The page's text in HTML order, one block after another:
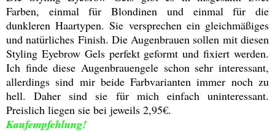
Farben, einmal für Blondinen und einmal für die
dunkleren Haartypen. Sie versprechen ein gleichmäßiges
und natürliches Finish. Die Augenbrauen sollen mit diesen
Styling Eyebrow Gels perfekt geformt und fixiert werden.
Ich finde diese Augenbrauengele schon sehr interessant,
allerdings sind mir beide Farbvarianten immer noch zu
hell. Daher sind sie für mich einfach uninteressant.
Preislich liegen sie bei jeweils 2,95€.
Kaufempfehlung!